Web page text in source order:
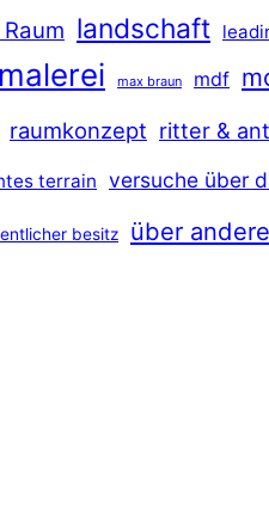
landschaft
malerei max braun mdf
raumkonzept ritter &
terrain versuche über
besitz über andere